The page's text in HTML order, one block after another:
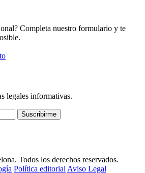
Completa nuestro formulario y te
legales informativas.
Suscribirme
Todos los derechos reservados.
Política editorial Aviso Legal